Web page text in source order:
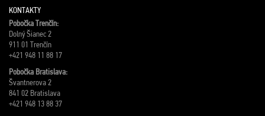
KONTAKTY
Pobočka Trenčín:
Dolný Šianec 2
911 01 Trenčín
+421 948 11 88 17
Pobočka Bratislava:
Švantnerova 2
841 02 Bratislava
+421 948 13 88 37